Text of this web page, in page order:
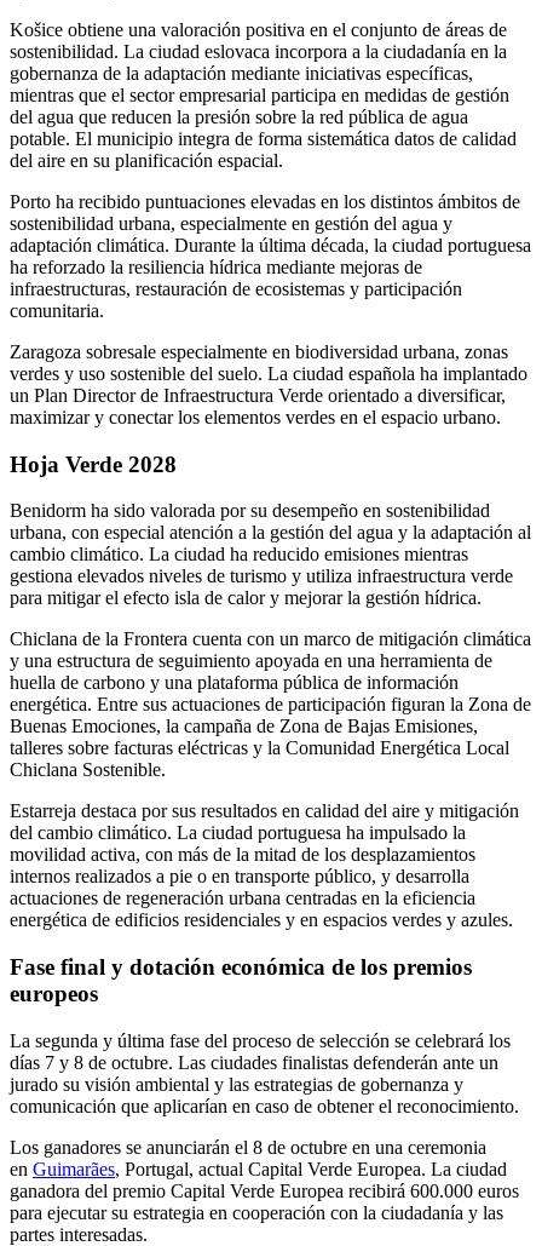
Košice obtiene una valoración positiva en el conjunto de áreas de
sostenibilidad. La ciudad eslovaca incorpora a la ciudadanía en la
gobernanza de la adaptación mediante iniciativas específicas,
mientras que el sector empresarial participa en medidas de gestión
del agua que reducen la presión sobre la red pública de agua
potable. El municipio integra de forma sistemática datos de calidad
del aire en su planificación espacial.
Porto ha recibido puntuaciones elevadas en los distintos ámbitos de
sostenibilidad urbana, especialmente en gestión del agua y
adaptación climática. Durante la última década, la ciudad portuguesa
ha reforzado la resiliencia hídrica mediante mejoras de
infraestructuras, restauración de ecosistemas y participación
comunitaria.
Zaragoza sobresale especialmente en biodiversidad urbana, zonas
verdes y uso sostenible del suelo. La ciudad española ha implantado
un Plan Director de Infraestructura Verde orientado a diversificar,
maximizar y conectar los elementos verdes en el espacio urbano.
Hoja Verde 2028
Benidorm ha sido valorada por su desempeño en sostenibilidad
urbana, con especial atención a la gestión del agua y la adaptación al
cambio climático. La ciudad ha reducido emisiones mientras
gestiona elevados niveles de turismo y utiliza infraestructura verde
para mitigar el efecto isla de calor y mejorar la gestión hídrica.
Chiclana de la Frontera cuenta con un marco de mitigación climática
y una estructura de seguimiento apoyada en una herramienta de
huella de carbono y una plataforma pública de información
energética. Entre sus actuaciones de participación figuran la Zona de
Buenas Emociones, la campaña de Zona de Bajas Emisiones,
talleres sobre facturas eléctricas y la Comunidad Energética Local
Chiclana Sostenible.
Estarreja destaca por sus resultados en calidad del aire y mitigación
del cambio climático. La ciudad portuguesa ha impulsado la
movilidad activa, con más de la mitad de los desplazamientos
internos realizados a pie o en transporte público, y desarrolla
actuaciones de regeneración urbana centradas en la eficiencia
energética de edificios residenciales y en espacios verdes y azules.
Fase final y dotación económica de los premios
europeos
La segunda y última fase del proceso de selección se celebrará los
días 7 y 8 de octubre. Las ciudades finalistas defenderán ante un
jurado su visión ambiental y las estrategias de gobernanza y
comunicación que aplicarían en caso de obtener el reconocimiento.
Los ganadores se anunciarán el 8 de octubre en una ceremonia
en Guimarães, Portugal, actual Capital Verde Europea. La ciudad
ganadora del premio Capital Verde Europea recibirá 600.000 euros
para ejecutar su estrategia en cooperación con la ciudadanía y las
partes interesadas.